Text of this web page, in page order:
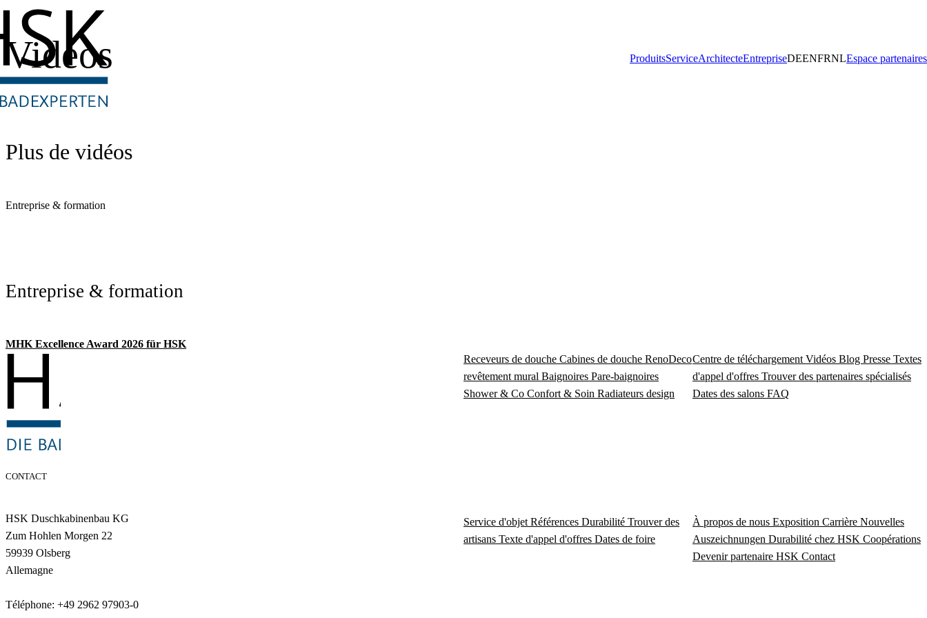
ProduitsServiceArchitecteEntrepriseDEENFRNLEspace partenaires
Vidéos
Plus de vidéos
Entreprise & formation
Entreprise & formation
MHK Excellence Award 2026 für HSK
CONTACT
HSK Duschkabinenbau KG
Zum Hohlen Morgen 22
59939 Olsberg
Allemagne
Téléphone: +49 2962 97903-0
Receveurs de douche Cabines de douche RenoDeco
revêtement mural Baignoires Pare-baignoires
Shower & Co Confort & Soin Radiateurs design
Centre de téléchargement Vidéos Blog Presse Textes
d'appel d'offres Trouver des partenaires spécialisés
Dates des salons FAQ
Service d'objet Références Durabilité Trouver des
artisans Texte d'appel d'offres Dates de foire
À propos de nous Exposition Carrière Nouvelles
Auszeichnungen Durabilité chez HSK Coopérations
Devenir partenaire HSK Contact